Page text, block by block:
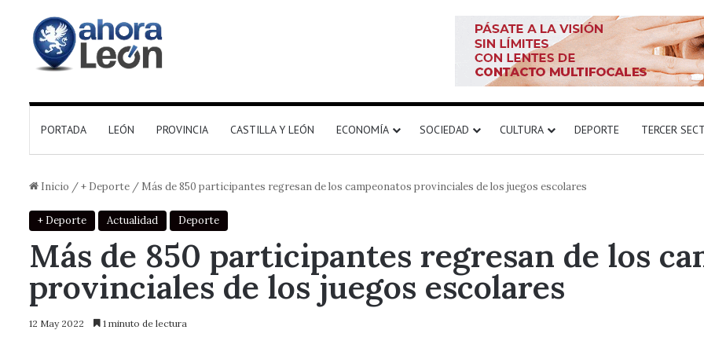
PORTADA LEÓN PROVINCIA CASTILLA Y LEÓN ECONOMÍA SOCIEDAD CULTURA DEPORTE TERCER
Inicio /+ Deporte / Más de 850 participantes regresan de los campeonatos provinciales de los juegos escolares
+ Deporte Actualidad Deporte
Más de 850 participantes regresan de los
provinciales de los juegos escolares
12 May 2022 1 minuto de lectura